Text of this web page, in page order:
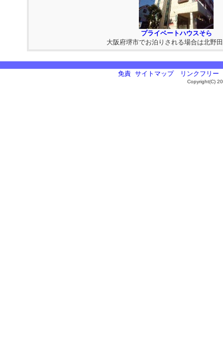
プライベートハウスそら
大阪府堺市でお泊りされる場合は北野
免責 サイトマップ リンクフリー
Copyright(C)